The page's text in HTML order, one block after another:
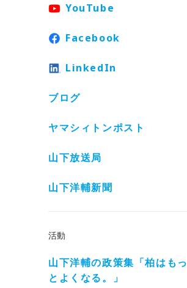
YouTube
Facebook
LinkedIn
ブログ
ヤマシィトンポスト
山下放送局
山下洋輔新聞
活動
山下洋輔の政策集「柏はもっ
とよくなる。」